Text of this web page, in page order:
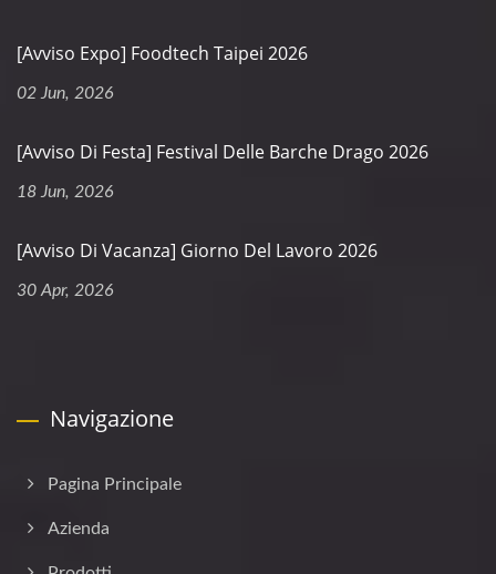
[Avviso Expo] Foodtech Taipei 2026
02 Jun, 2026
[Avviso Di Festa] Festival Delle Barche Drago 2026
18 Jun, 2026
[Avviso Di Vacanza] Giorno Del Lavoro 2026
30 Apr, 2026
Navigazione
Pagina Principale
Azienda